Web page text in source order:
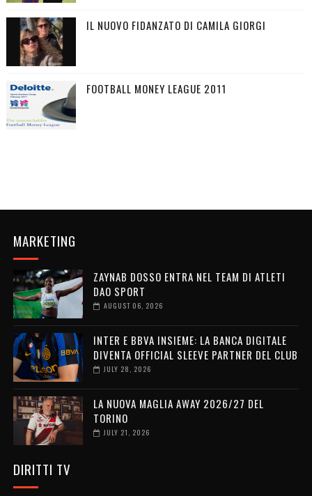
IL NUOVO FIDANZATO DI CAMILA GIORGI
FOOTBALL MONEY LEAGUE 2011
MARKETING
ZAYNAB DOSSO ENTRA NEL TEAM DI ATLETI
DAO SPORT
AUGUST 06, 2026
INTER E BBVA INSIEME: LA BANCA DIGITALE
DIVENTA OFFICIAL SLEEVE PARTNER DEL CLUB
JULY 28, 2026
LA NUOVA MAGLIA AWAY 2026/27 DEL
TORINO
JULY 21, 2026
DIRITTI TV